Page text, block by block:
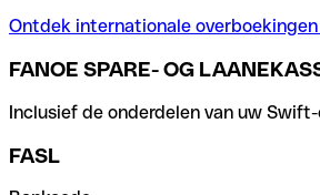
Ontdek internationale
FANOE SPARE- OG
Inclusief de onderdelen van uw
FASL